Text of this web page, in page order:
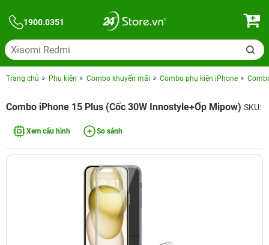
1900.0351
Trang chủ Phụ kiện Combo khuyến mãi Combo phụ kiện iPhone
Combo iPhone 15 Plus (Cốc 30W Innostyle+Ốp Mipow) SKU:
Xem cấu hình So sánh